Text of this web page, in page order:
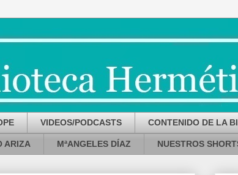
VIDEOS/PODCASTS CONTENIDO DE LA
ARIZA MªANGELES DÍAZ NUESTROS